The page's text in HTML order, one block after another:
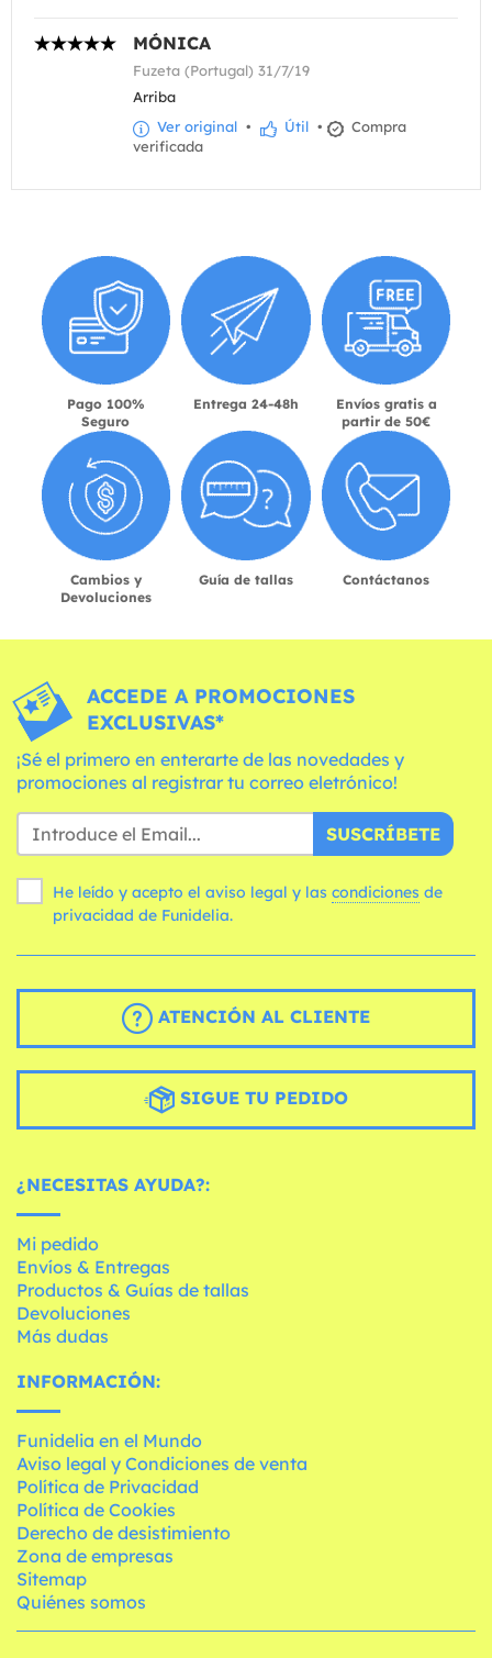
MÓNICA
Fuzeta (Portugal) 31/7/19
Arriba
Ver original • Útil •
Compra
verificada
Pago 100%
Seguro
Entrega 24-48h
Envíos gratis a
partir de 50€
Cambios y
Devoluciones
Guía de tallas Contáctanos
ACCEDE A PROMOCIONES
EXCLUSIVAS*
¡Sé el primero en enterarte de las novedades y
promociones al registrar tu correo eletrónico!
SUSCRÍBETE
He leído y acepto el aviso legal y las condiciones
privacidad de Funidelia.
ATENCIÓN AL CLIENTE
SIGUE TU PEDIDO
¿NECESITAS AYUDA?:
Mi pedido
Envíos & Entregas
Productos & Guías de tallas
Devoluciones
Más dudas
INFORMACIÓN:
Funidelia en el Mundo
Aviso legal y Condiciones de venta
Política de Privacidad
Política de Cookies
Derecho de desistimiento
Zona de empresas
Sitemap
Quiénes somos